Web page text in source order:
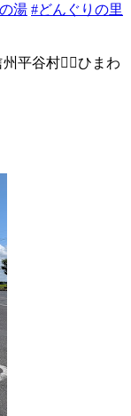
湯 #どんぐりの里
平谷村☝🏻ひまわ